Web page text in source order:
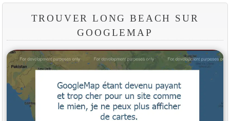
TROUVER LONG BEACH SUR
GOOGLEMAP